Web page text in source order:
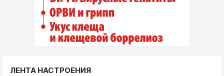
ЛЕНТА НАСТРОЕНИЯ